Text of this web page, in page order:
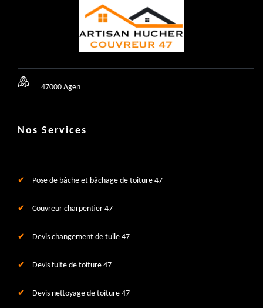
47000 Agen
Nos Services
Pose de bâche et bâchage de toiture 47
Couvreur charpentier 47
Devis changement de tuile 47
Devis fuite de toiture 47
Devis nettoyage de toiture 47